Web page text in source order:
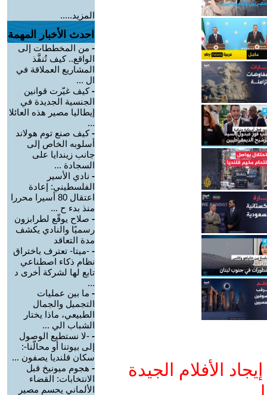
الأفلام الجيدة
المزيد.....
احدث الأخبار المهمة
- من المخططات إلى
الواقع.. كيف تُنفَّذ
المشاريع العملاقة في
ال ...
-كيف غيّرت قوانين
الجنسية الجديدة في
إيطاليا مصير هذه العائلا
...
-كيف صنع توم هولاند
أسلوبه الخاص إلى
جانب زيندايا على
السجادة ...
- نادي الأسير
الفلسطيني: إعادة
اعتقال 80 أسيرا محررا
منذ بدء ح ...
- صلاح يوقّع لطرابزون
رسميًا والنادي يكشف
مدة التعاقد
- -ميتا- تعترف باختراق
نظام ذكاء اصطناعي
تابع لها لشركة أخرى د
...
- ما بين عمليات
التجميل والجمال
الطبيعي، ماذا يختار
الشباب الي ...
- -لا نستطيع الوصول
إلى بيوتنا أو محالّنا-:
سكان قلنديا يصفون ...
- هجوم ميونيخ قبل
الانتخابات: القضاء
الألماني يحسم مصير